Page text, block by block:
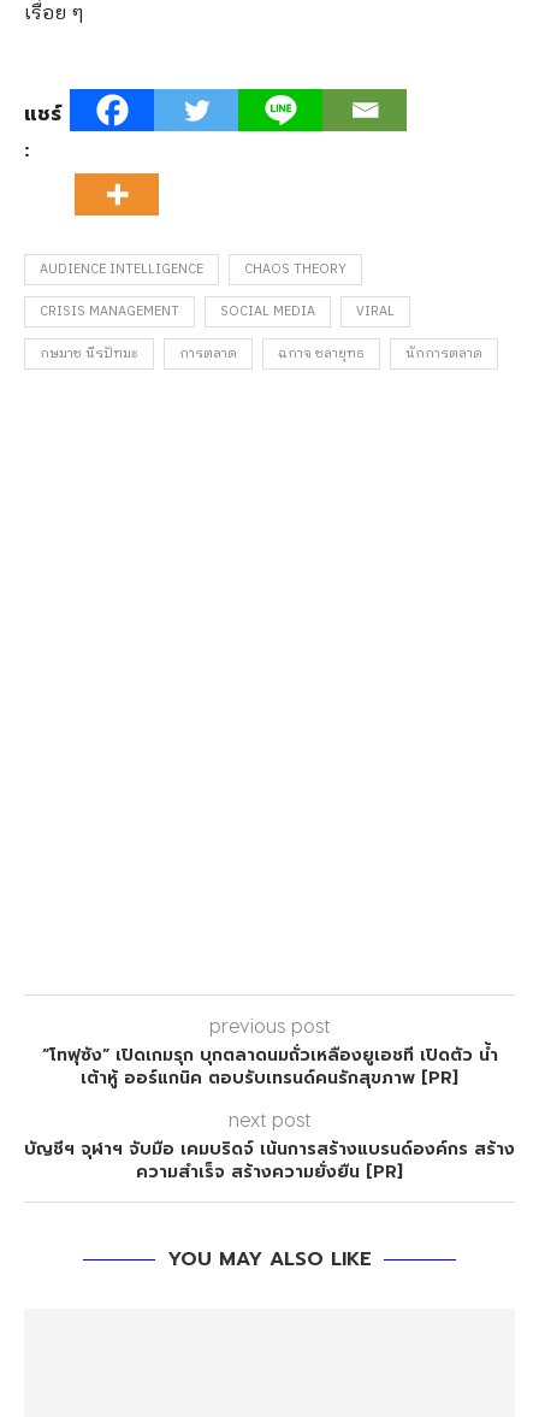
เรื่อย ๆ
แชร์
:
AUDIENCE INTELLIGENCE
CHAOS THEORY
CRISIS MANAGEMENT
SOCIAL MEDIA
VIRAL
กษมาช นีรปัทมะ
การตลาด ฉกาจ ชลายุทธ นักการตลาด
previous post
“โทฟุซัง” เปิดเกมรุก บุกตลาดนมถั่วเหลืองยูเอชที เปิดตัว น้ำ
เต้าหู้ ออร์แกนิค ตอบรับเทรนด์คนรักสุขภาพ [PR]
next post
บัญชีฯ จุฬาฯ จับมือ เคมบริดจ์ เน้นการสร้างแบรนด์องค์กร สร้าง
ความสำเร็จ สร้างความยั่งยืน [PR]
YOU MAY ALSO LIKE